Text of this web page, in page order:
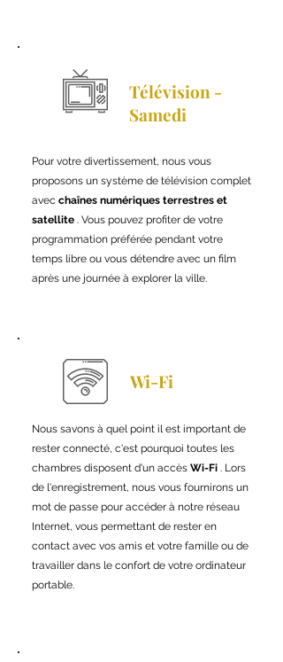
Télévision -
Samedi
Pour votre divertissement, nous vous
proposons un système de télévision complet
avec chaînes numériques terrestres et
satellite . Vous pouvez profiter de votre
programmation préférée pendant votre
temps libre ou vous détendre avec un film
après une journée à explorer la ville.
Wi-Fi
Nous savons à quel point il est important de
rester connecté, c'est pourquoi toutes les
chambres disposent d'un accès Wi-Fi . Lors
de l'enregistrement, nous vous fournirons un
mot de passe pour accéder à notre réseau
Internet, vous permettant de rester en
contact avec vos amis et votre famille ou de
travailler dans le confort de votre ordinateur
portable.